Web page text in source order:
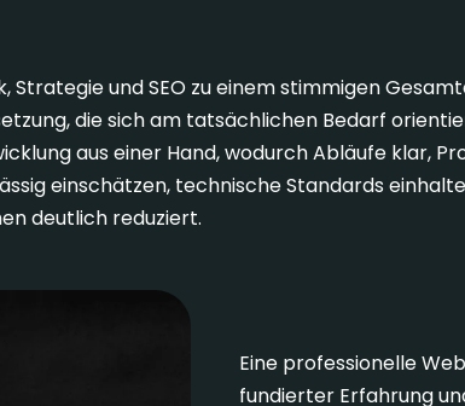
Strategie und SEO zu einem stimmigen
die sich am tatsächlichen Bedarf
aus einer Hand, wodurch Abläufe klar,
einschätzen, technische Standards
deutlich reduziert.
Eine professionelle
fundierter Erfahrung